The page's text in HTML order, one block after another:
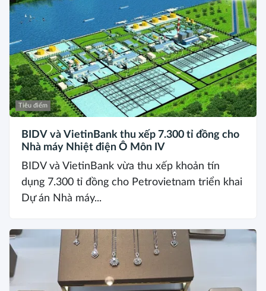
Tiêu điểm
BIDV và VietinBank thu xếp 7.300 tỉ đồng cho
Nhà máy Nhiệt điện Ô Môn IV
BIDV và VietinBank vừa thu xếp khoản tín
dụng 7.300 tỉ đồng cho Petrovietnam triển khai
Dự án Nhà máy...